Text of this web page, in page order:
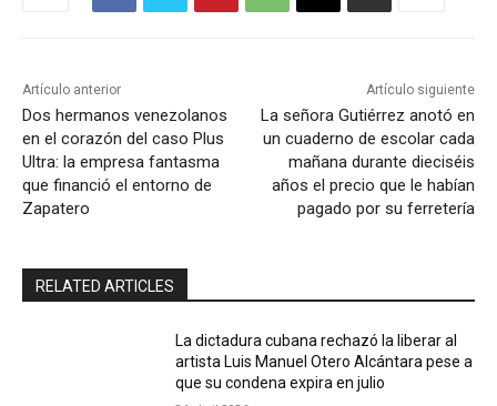
Artículo anterior
Dos hermanos venezolanos
en el corazón del caso Plus
Ultra: la empresa fantasma
que financió el entorno de
Zapatero
Artículo siguiente
La señora Gutiérrez anotó en
un cuaderno de escolar cada
mañana durante dieciséis
años el precio que le habían
pagado por su ferretería
RELATED ARTICLES
La dictadura cubana rechazó la liberar al
artista Luis Manuel Otero Alcántara pese a
que su condena expira en julio